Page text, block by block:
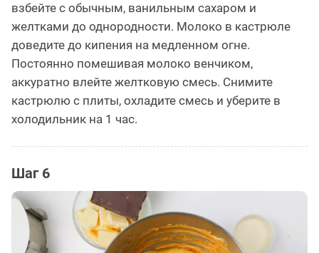
взбейте с обычным, ванильным сахаром и
желтками до однородности. Молоко в кастрюле
доведите до кипения на медленном огне.
Постоянно помешивая молоко венчиком,
аккуратно влейте желтковую смесь. Снимите
кастрюлю с плиты, охладите смесь и уберите в
холодильник на 1 час.
Шаг 6